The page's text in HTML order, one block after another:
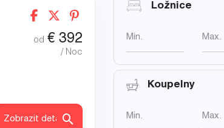
od € 392
/ Noc
Zobrazit detaily
Ložnice
Min. Max.
Koupelny
Min. Max.